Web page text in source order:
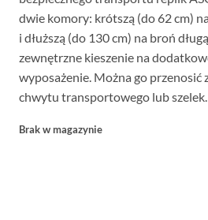
dwie komory: krótszą (do 62 cm)
i dłuższą (do 130 cm) na broń
zewnętrzne kieszenie na
wyposażenie. Można go przenosić
chwytu transportowego lub szelek.
Brak w magazynie